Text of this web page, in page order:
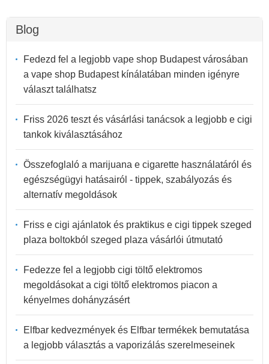
Blog
Fedezd fel a legjobb vape shop Budapest városában
a vape shop Budapest kínálatában minden igényre
választ találhatsz
Friss 2026 teszt és vásárlási tanácsok a legjobb e cigi
tankok kiválasztásához
Összefoglaló a marijuana e cigarette használatáról és
egészségügyi hatásairól - tippek, szabályozás és
alternatív megoldások
Friss e cigi ajánlatok és praktikus e cigi tippek szeged
plaza boltokból szeged plaza vásárlói útmutató
Fedezze fel a legjobb cigi töltő elektromos
megoldásokat a cigi töltő elektromos piacon a
kényelmes dohányzásért
Elfbar kedvezmények és Elfbar termékek bemutatása
a legjobb választás a vaporizálás szerelmeseinek